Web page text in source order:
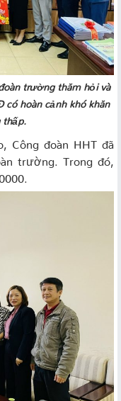
trường thăm hỏi và
có hoàn cảnh khó khăn
Công đoàn HHT đã
trường. Trong đó,